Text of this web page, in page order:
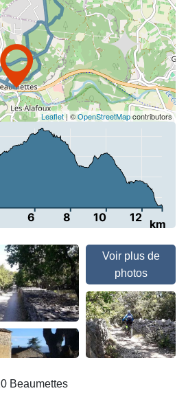
Leaflet| ©OpenStreetMapcontributors
6 8 10 12 km
Voir plus de
photos
Beaumettes